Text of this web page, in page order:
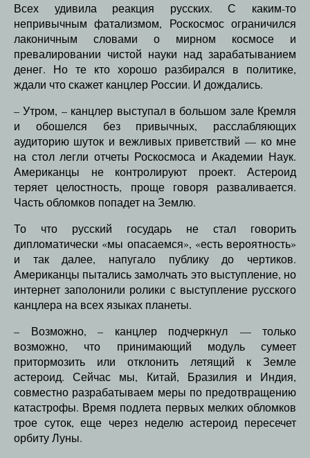
Всех удивила реакция русских. С каким-то
непривычным фатализмом, Роскосмос ограничился
лаконичным словами о мирном космосе и
превалировании чистой науки над зарабатыванием
денег. Но те кто хорошо разбирался в политике,
ждали что скажет канцлер России. И дождались.
– Утром, – канцлер выступал в большом зале Кремля
и обошелся без привычных, расслабляющих
аудиторию шуток и вежливых приветствий — ко мне
на стол легли отчеты Роскосмоса и Академии Наук.
Американцы не контролируют проект. Астероид
теряет целостность, проще говоря разваливается.
Часть обломков попадет на Землю.
То что русский государь не стал говорить
дипломатически «мы опасаемся», «есть вероятность»
и так далее, напугало публику до чертиков.
Американцы пытались замолчать это выступление, но
интернет заполонили ролики с выступление русского
канцлера на всех языках планеты.
– Возможно, – канцлер подчеркнул — только
возможно, что принимающий модуль сумеет
притормозить или отклонить летящий к Земле
астероид. Сейчас мы, Китай, Бразилия и Индия,
совместно разрабатываем меры по предотвращению
катастрофы. Время подлета первых мелких обломков
трое суток, еще через неделю астероид пересечет
орбиту Луны.